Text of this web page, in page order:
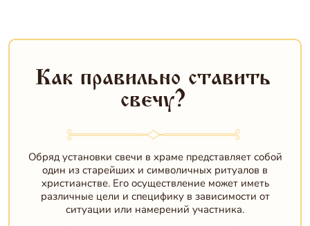
Как правильно ставить
свечу?
Обряд установки свечи в храме представляет собой
один из старейших и символичных ритуалов в
христианстве. Его осуществление может иметь
различные цели и специфику в зависимости от
ситуации или намерений участника.